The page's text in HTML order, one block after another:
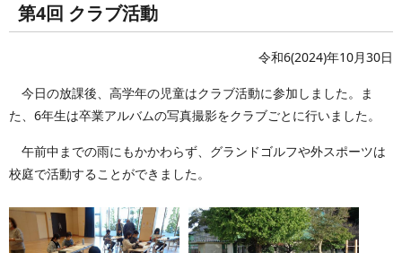
第4回 クラブ活動
令和6(2024)年10月30日
今日の放課後、高学年の児童はクラブ活動に参加しました。ま
た、6年生は卒業アルバムの写真撮影をクラブごとに行いました。
午前中までの雨にもかかわらず、グランドゴルフや外スポーツは
校庭で活動することができました。